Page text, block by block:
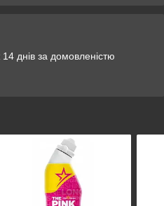
днів за домовленістю